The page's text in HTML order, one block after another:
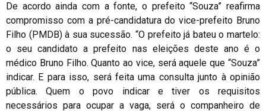
De acordo ainda com a fonte, o prefeito “Souza” reafirma
compromisso com a pré-candidatura do vice-prefeito Bruno
Filho (PMDB) à sua sucessão. “O prefeito já bateu o martelo:
o seu candidato a prefeito nas eleições deste ano é o
médico Bruno Filho. Quanto ao vice, será aquele que “Souza”
indicar. E para isso, será feita uma consulta junto à opinião
pública. Quem o povo indicar e tiver os requisitos
necessários para ocupar a vaga, será o companheiro de